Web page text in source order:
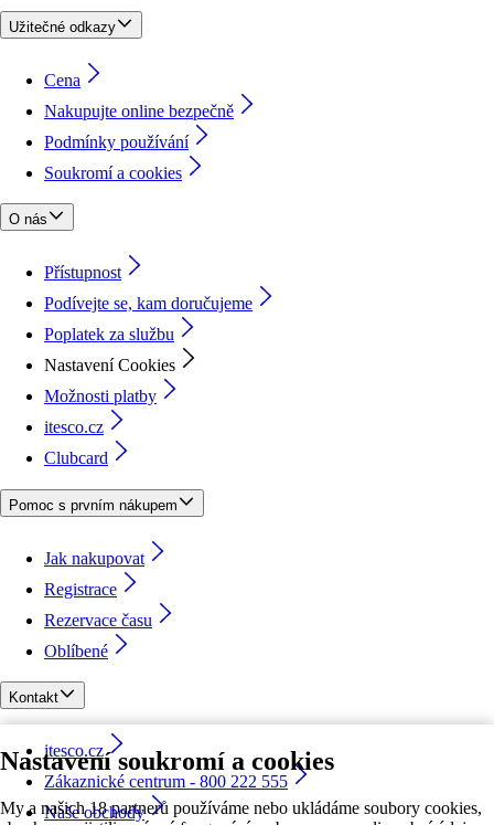
Nastavení soukromí a cookies
My a našich 18 partnerů používáme nebo ukládáme soubory cookies,
Užitečné odkazy
Cena
Nakupujte online bezpečně
Podmínky používání
Soukromí a cookies
O nás
Přístupnost
Podívejte se, kam doručujeme
Poplatek za službu
Nastavení Cookies
Možnosti platby
itesco.cz
Clubcard
Pomoc s prvním nákupem
Jak nakupovat
Registrace
Rezervace času
Oblíbené
Kontakt
itesco.cz
Zákaznické centrum - 800 222 555
Naše obchody